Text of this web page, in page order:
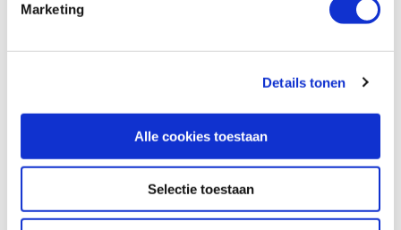
Marketing
Details tonen
Alle cookies toestaan
Selectie toestaan